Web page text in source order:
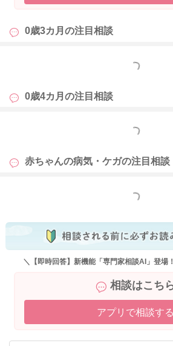
れているなどが挙げられています。この
11ヶ月の間に1日何回も見られる場合は、
嫌になったり、これまでできていた発達
一方で、モロー反射は、お子さんが急に
いて腕を外側に伸ばし広げることがあり
連の動作を、モロー反射と言います。こ
だけに見られる原始反射のひとつですの
ん。モロー反射は、生まれてから限られ
多少の個人差がありますが、一般的にび
実際に拝見していませんので、はっきり
たようであれば、少なくとも緊急性はな
ご相談なさるといいかもしれませんね。
0歳3カ月の注目相談
もっと見る
0歳4カ月の注目相談
もっと見る
赤ちゃんの病気・ケガの注目相談
もっと見る
＼【即時回答】新機能「専門家相談AI」登場
相談はこち
アプリで相談する